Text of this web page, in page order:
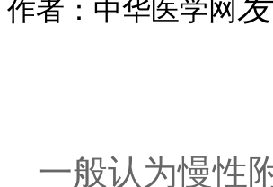
作者：中华医学网
一般认为慢性